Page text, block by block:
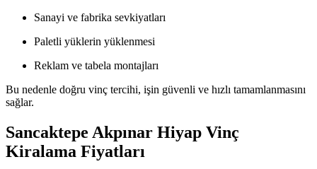
Sanayi ve fabrika sevkiyatları
Paletli yüklerin yüklenmesi
Reklam ve tabela montajları
Bu nedenle doğru vinç tercihi, işin güvenli ve hızlı tamamlanmasını
sağlar.
Sancaktepe Akpınar Hiyap Vinç
Kiralama Fiyatları